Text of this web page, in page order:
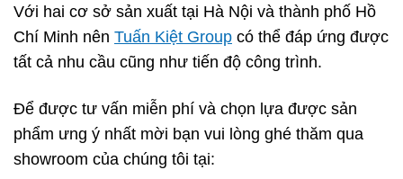
Với hai cơ sở sản xuất tại Hà Nội và thành phố Hồ
Chí Minh nên Tuấn Kiệt Group có thể đáp ứng được
tất cả nhu cầu cũng như tiến độ công trình.
Để được tư vấn miễn phí và chọn lựa được sản
phẩm ưng ý nhất mời bạn vui lòng ghé thăm qua
showroom của chúng tôi tại: